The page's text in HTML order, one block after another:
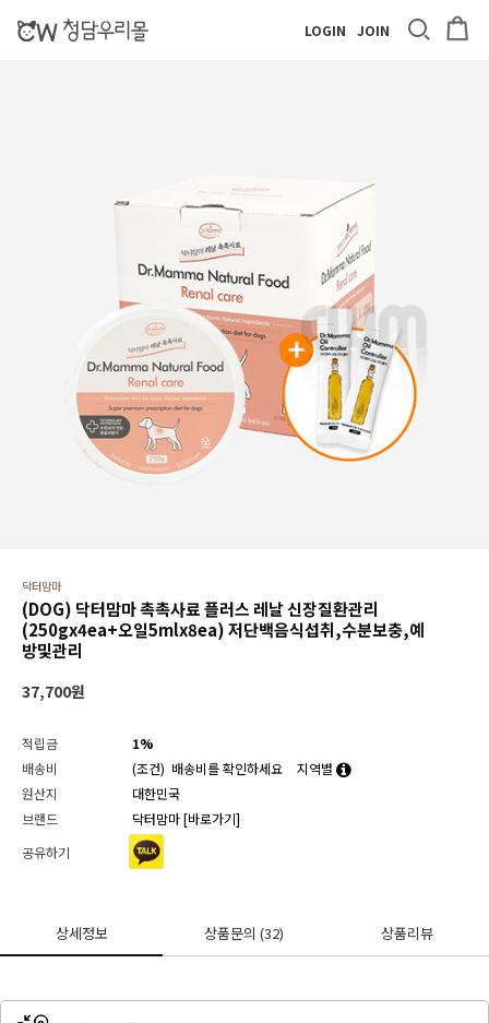
LOGIN JOIN
닥터맘마
(DOG) 닥터맘마 촉촉사료 플러스 레날 신장질환관리
(250gx4ea+오일5mlx8ea) 저단백음식섭취,수분보충,예
방및관리
37,700원
적립금
1%
배송비
(조건) 배송비를 확인하세요
지역별
원산지
대한민국
브랜드
닥터맘마[바로가기]
공유하기
상세정보 상품문의(32) 상품리뷰